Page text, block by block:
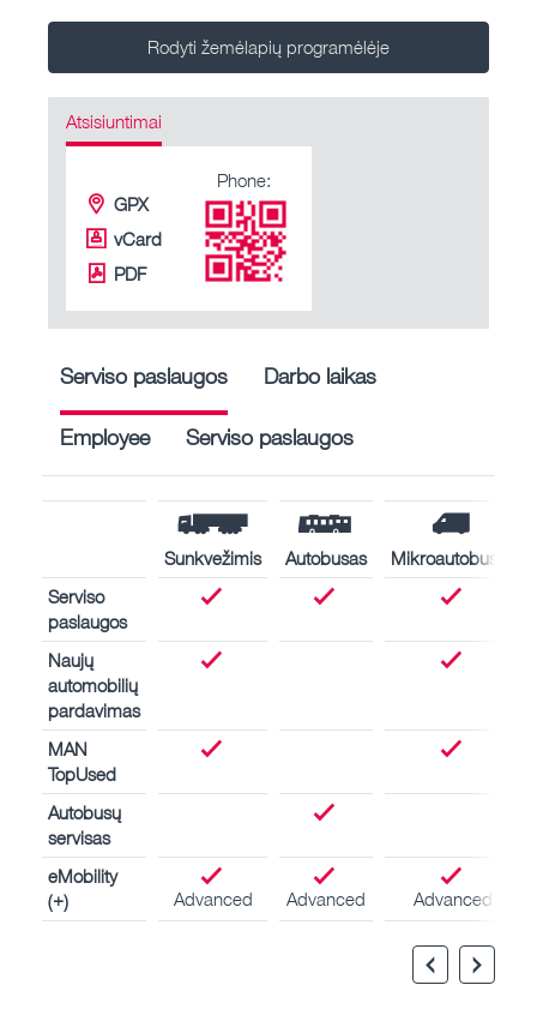
Rodyti žemėlapių programėlėje
Atsisiuntimai
GPX
vCard
PDF
Phone:
Serviso paslaugos Darbo laikas
Employee Serviso paslaugos
Sunkvežimis Autobusas
Mikroautobusas
Serviso
paslaugos
Naujų
automobilių
pardavimas
MAN
TopUsed
Autobusų
servisas
eMobility
(+)
Advanced Advanced Advanced